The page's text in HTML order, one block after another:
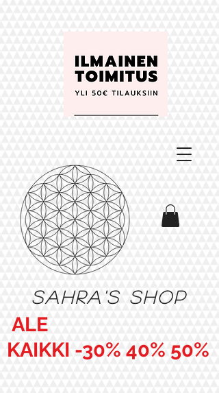
Sahra's shop
ALE
KAIKKI -30% 40% 50%